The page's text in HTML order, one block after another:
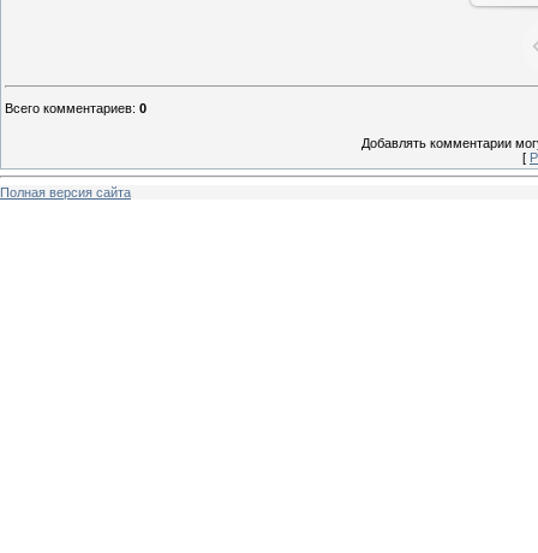
Всего комментариев: 0
Добавлять комментарии
[
Полная версия сайта